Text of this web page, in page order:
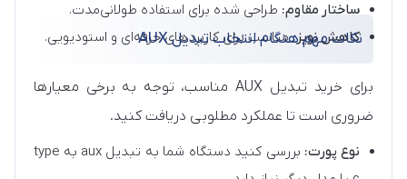
ساختار مقاوم: طراحی شده برای استفاده طولانی‌مدت.
کاهش نویز:مناسب برای کاربردهای حرفه‌ای و استودیویی.
نکات مهم هنگام انتخاب تبدیل AUX
برای خرید تبدیل AUX مناسب، توجه به برخی معیارها
ضروری است تا عملکرد مطلوبی دریافت کنید.
نوع پورت:
بررسی کنید دستگاه شما به تبدیل aux به type